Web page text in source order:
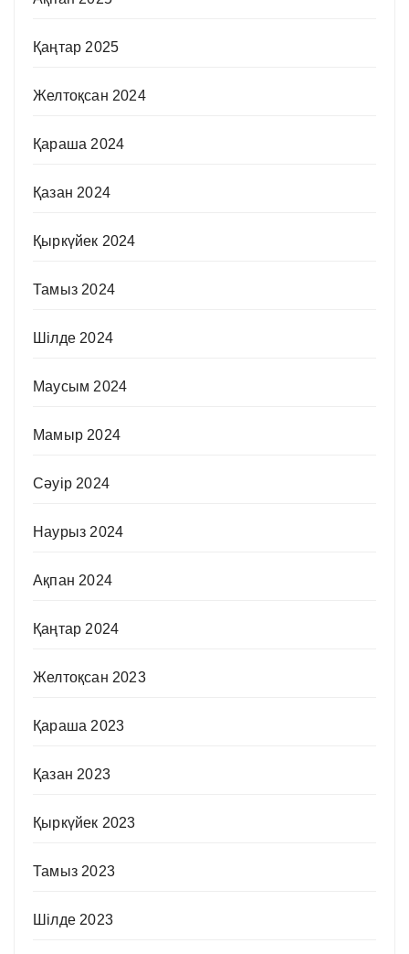
Қаңтар 2025
Желтоқсан 2024
Қараша 2024
Қазан 2024
Қыркүйек 2024
Тамыз 2024
Шілде 2024
Маусым 2024
Мамыр 2024
Сәуір 2024
Наурыз 2024
Ақпан 2024
Қаңтар 2024
Желтоқсан 2023
Қараша 2023
Қазан 2023
Қыркүйек 2023
Тамыз 2023
Шілде 2023